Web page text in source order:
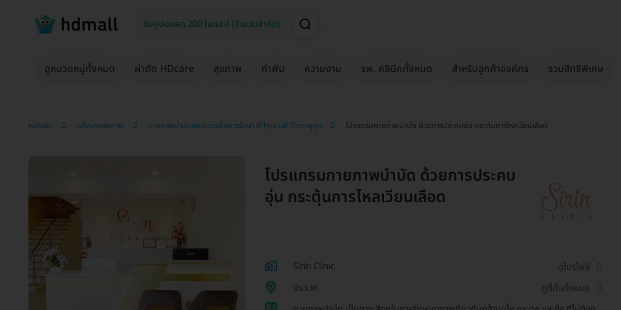
ดูหมวดหมู่ทั้งหมด ผ่าตัด HDcare สุขภาพ ทำฟัน ความงาม รพ. คลินิกทั้งหมด สำหรับลูกค้าองค์กร รวมสิทธิพิเศษ
หน้าแรก แพ็กเกจสุขภาพ กายภาพบำบัดและนวดเพื่อการรักษา (Physical Therapy) โปรแกรมกายภาพบำบัด ด้วยการประคบอุ่น กระตุ้นการไหลเวียนเลือด
โปรแกรมกายภาพบำบัด ด้วยการประคบ
อุ่น กระตุ้นการไหลเวียนเลือด
Sirin Clinic
ดูโปรไฟล์
ประเวศ
ดูที่ตั้งทั้งหมด